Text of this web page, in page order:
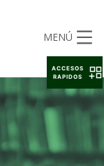
MENÚ
ACCESOS
RAPIDOS